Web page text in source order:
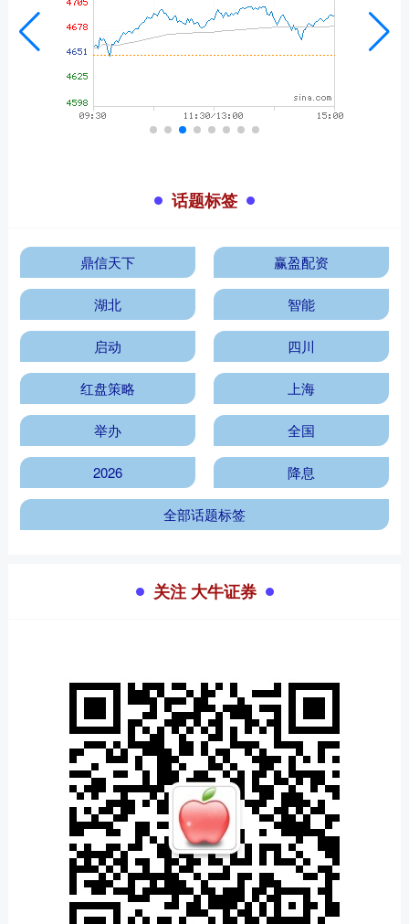
话题标签
鼎信天下 赢盈配资
湖北 智能
启动 四川
红盘策略 上海
举办 全国
2026 降息
全部话题标签
关注 大牛证券